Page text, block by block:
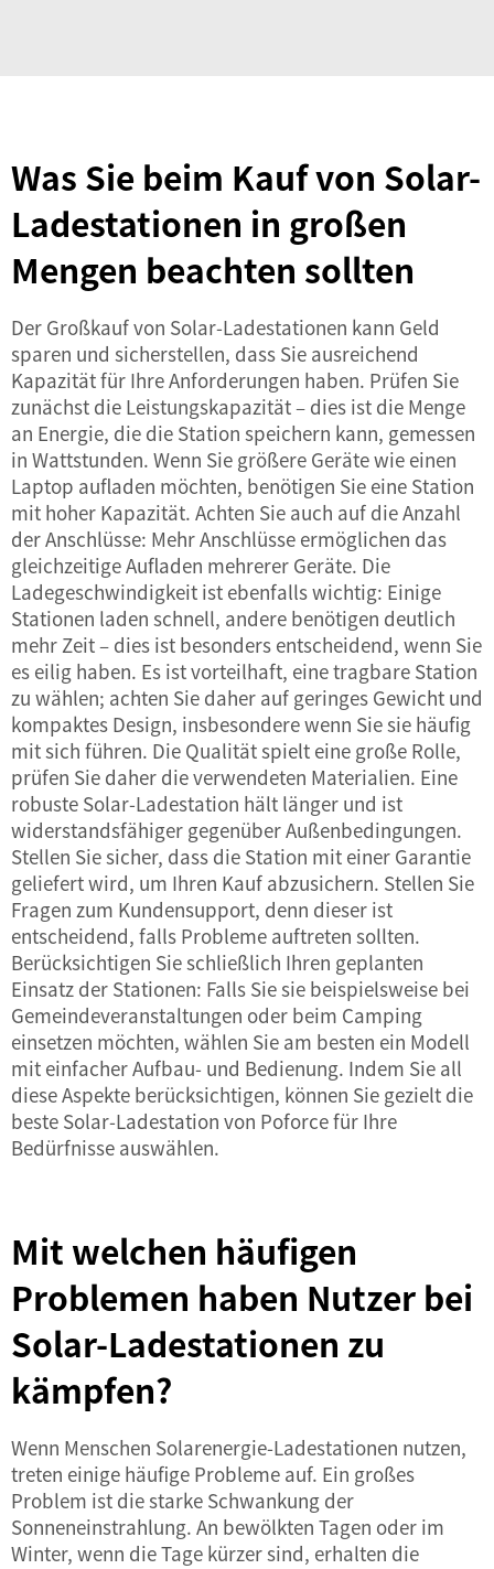
Was Sie beim Kauf von Solar-
Ladestationen in großen
Mengen beachten sollten
Der Großkauf von Solar-Ladestationen kann Geld
sparen und sicherstellen, dass Sie ausreichend
Kapazität für Ihre Anforderungen haben. Prüfen Sie
zunächst die Leistungskapazität – dies ist die Menge
an Energie, die die Station speichern kann, gemessen
in Wattstunden. Wenn Sie größere Geräte wie einen
Laptop aufladen möchten, benötigen Sie eine Station
mit hoher Kapazität. Achten Sie auch auf die Anzahl
der Anschlüsse: Mehr Anschlüsse ermöglichen das
gleichzeitige Aufladen mehrerer Geräte. Die
Ladegeschwindigkeit ist ebenfalls wichtig: Einige
Stationen laden schnell, andere benötigen deutlich
mehr Zeit – dies ist besonders entscheidend, wenn Sie
es eilig haben. Es ist vorteilhaft, eine tragbare Station
zu wählen; achten Sie daher auf geringes Gewicht und
kompaktes Design, insbesondere wenn Sie sie häufig
mit sich führen. Die Qualität spielt eine große Rolle,
prüfen Sie daher die verwendeten Materialien. Eine
robuste Solar-Ladestation hält länger und ist
widerstandsfähiger gegenüber Außenbedingungen.
Stellen Sie sicher, dass die Station mit einer Garantie
geliefert wird, um Ihren Kauf abzusichern. Stellen Sie
Fragen zum Kundensupport, denn dieser ist
entscheidend, falls Probleme auftreten sollten.
Berücksichtigen Sie schließlich Ihren geplanten
Einsatz der Stationen: Falls Sie sie beispielsweise bei
Gemeindeveranstaltungen oder beim Camping
einsetzen möchten, wählen Sie am besten ein Modell
mit einfacher Aufbau- und Bedienung. Indem Sie all
diese Aspekte berücksichtigen, können Sie gezielt die
beste Solar-Ladestation von Poforce für Ihre
Bedürfnisse auswählen.
Mit welchen häufigen
Problemen haben Nutzer bei
Solar-Ladestationen zu
kämpfen?
Wenn Menschen Solarenergie-Ladestationen nutzen,
treten einige häufige Probleme auf. Ein großes
Problem ist die starke Schwankung der
Sonneneinstrahlung. An bewölkten Tagen oder im
Winter, wenn die Tage kürzer sind, erhalten die